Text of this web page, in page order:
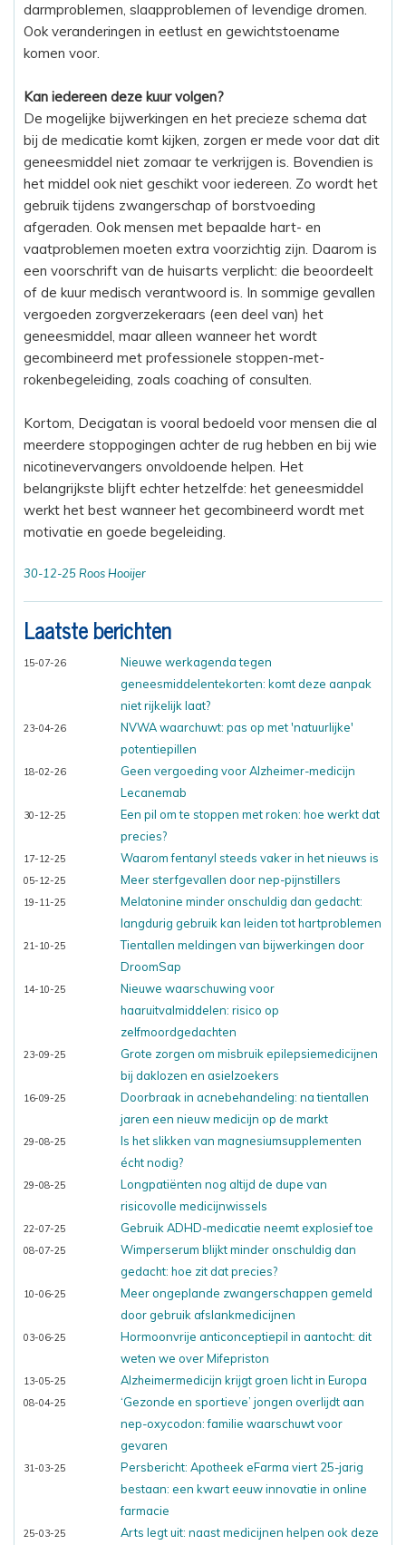
darmproblemen, slaapproblemen of levendige dromen.
Ook veranderingen in eetlust en gewichtstoename
komen voor.
Kan iedereen deze kuur volgen?
De mogelijke bijwerkingen en het precieze schema dat
bij de medicatie komt kijken, zorgen er mede voor dat dit
geneesmiddel niet zomaar te verkrijgen is. Bovendien is
het middel ook niet geschikt voor iedereen. Zo wordt het
gebruik tijdens zwangerschap of borstvoeding
afgeraden. Ook mensen met bepaalde hart- en
vaatproblemen moeten extra voorzichtig zijn. Daarom is
een voorschrift van de huisarts verplicht: die beoordeelt
of de kuur medisch verantwoord is. In sommige gevallen
vergoeden zorgverzekeraars (een deel van) het
geneesmiddel, maar alleen wanneer het wordt
gecombineerd met professionele stoppen-met-
rokenbegeleiding, zoals coaching of consulten.
Kortom, Decigatan is vooral bedoeld voor mensen die al
meerdere stoppogingen achter de rug hebben en bij wie
nicotinevervangers onvoldoende helpen. Het
belangrijkste blijft echter hetzelfde: het geneesmiddel
werkt het best wanneer het gecombineerd wordt met
motivatie en goede begeleiding.
30-12-25 Roos Hooijer
Laatste berichten
15-07-26
Nieuwe werkagenda tegen
geneesmiddelentekorten: komt deze aanpak
niet rijkelijk laat?
23-04-26
NVWA waarchuwt: pas op met 'natuurlijke'
potentiepillen
18-02-26
Geen vergoeding voor Alzheimer-medicijn
Lecanemab
30-12-25
Een pil om te stoppen met roken: hoe werkt dat
precies?
17-12-25 Waarom fentanyl steeds vaker in het nieuws is
05-12-25 Meer sterfgevallen door nep-pijnstillers
19-11-25
Melatonine minder onschuldig dan gedacht:
langdurig gebruik kan leiden tot hartproblemen
21-10-25
Tientallen meldingen van bijwerkingen door
DroomSap
14-10-25
Nieuwe waarschuwing voor
haaruitvalmiddelen: risico op
zelfmoordgedachten
23-09-25
Grote zorgen om misbruik epilepsiemedicijnen
bij daklozen en asielzoekers
16-09-25
Doorbraak in acnebehandeling: na tientallen
jaren een nieuw medicijn op de markt
29-08-25
Is het slikken van magnesiumsupplementen
écht nodig?
29-08-25
Longpatiënten nog altijd de dupe van
risicovolle medicijnwissels
22-07-25 Gebruik ADHD-medicatie neemt explosief toe
08-07-25
Wimperserum blijkt minder onschuldig dan
gedacht: hoe zit dat precies?
10-06-25
Meer ongeplande zwangerschappen gemeld
door gebruik afslankmedicijnen
03-06-25
Hormoonvrije anticonceptiepil in aantocht: dit
weten we over Mifepriston
13-05-25 Alzheimermedicijn krijgt groen licht in Europa
08-04-25
‘Gezonde en sportieve’ jongen overlijdt aan
nep-oxycodon: familie waarschuwt voor
gevaren
31-03-25
Persbericht: Apotheek eFarma viert 25-jarig
bestaan: een kwart eeuw innovatie in online
farmacie
25-03-25 Arts legt uit: naast medicijnen helpen ook deze